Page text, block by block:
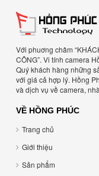
Với phuơng châm
CÔNG”. Vi tính camera
Quý khách hàng những
với giá cả hợp lý. Hồng
và dịch vụ về camera,
VỀ HỒNG PHÚC
Trang chủ
Giới thiệu
Sản phẩm